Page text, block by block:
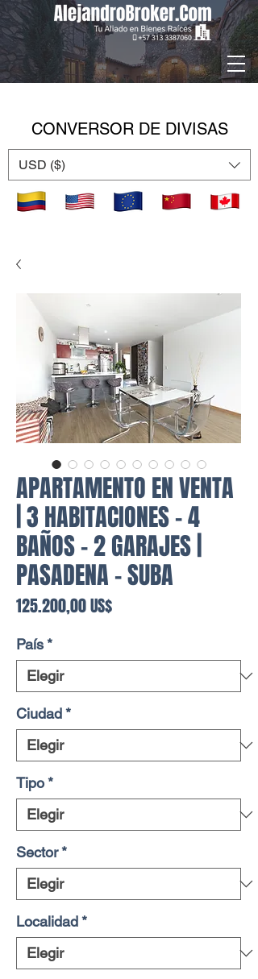
CONVERSOR DE DIVISAS
USD ($)
APARTAMENTO EN VENTA
| 3 HABITACIONES - 4
BAÑOS - 2 GARAJES |
PASADENA - SUBA
125.200,00 US$Precio
País*
Ciudad*
Tipo*
Sector*
Localidad*